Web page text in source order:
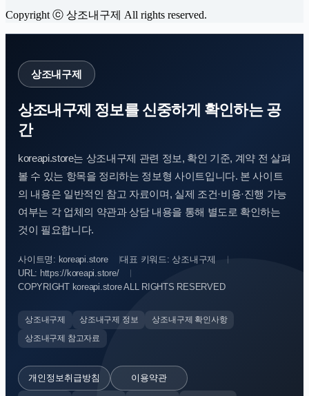
Copyright ⓒ 상조내구제 All rights reserved.
상조내구제
상조내구제 정보를 신중하게 확인하는 공
간
koreapi.store는 상조내구제 관련 정보, 확인 기준, 계약 전 살펴
볼 수 있는 항목을 정리하는 정보형 사이트입니다. 본 사이트
의 내용은 일반적인 참고 자료이며, 실제 조건·비용·진행 가능
여부는 각 업체의 약관과 상담 내용을 통해 별도로 확인하는
것이 필요합니다.
사이트명: koreapi.store
대표 키워드: 상조내구제
URL: https://koreapi.store/
COPYRIGHT koreapi.store ALL RIGHTS RESERVED
상조내구제 상조내구제 정보
상조내구제 확인사항
상조내구제 참고자료
개인정보취급방침 이용약관